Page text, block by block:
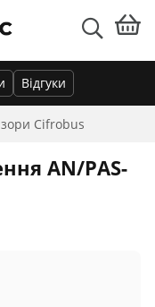
Cifrobus
Відгуки
AN/PAS-